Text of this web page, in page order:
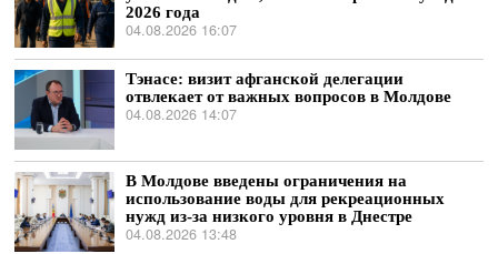
2026 года
04.08.2026 16:07
Тэнасе: визит афганской делегации
отвлекает от важных вопросов в Молдове
04.08.2026 14:07
В Молдове введены ограничения на
использование воды для рекреационных
нужд из-за низкого уровня в Днестре
04.08.2026 13:48